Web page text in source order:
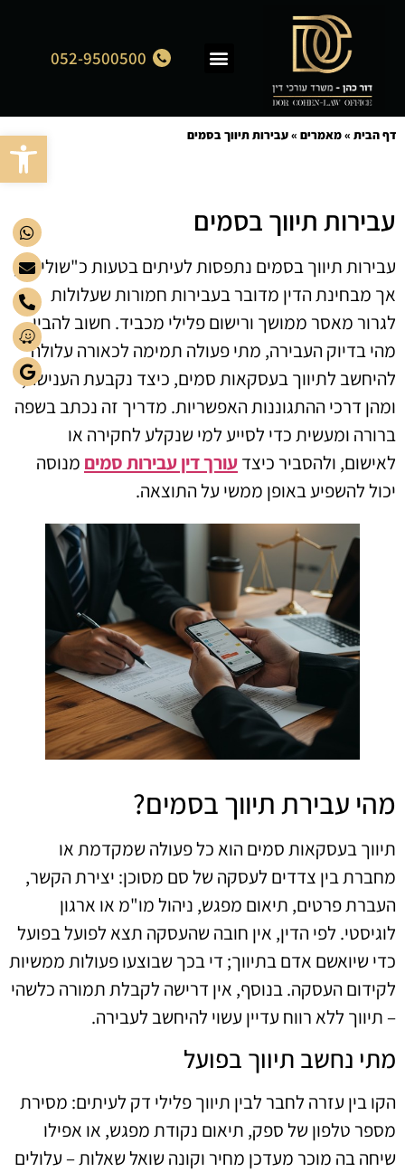
052-9500500
דף הבית »מאמרים »עבירות תיווך בסמים
עבירות תיווך בסמים
עבירות תיווך בסמים נתפסות לעיתים בטעות כ"שוליות",
אך מבחינת הדין מדובר בעבירות חמורות שעלולות
לגרור מאסר ממושך ורישום פלילי מכביד. חשוב להבין
מהי בדיוק העבירה, מתי פעולה תמימה לכאורה עלולה
להיחשב לתיווך בעסקאות סמים, כיצד נקבעת הענישה,
ומהן דרכי ההתגוננות האפשריות. מדריך זה נכתב בשפה
ברורה ומעשית כדי לסייע למי שנקלע לחקירה או
לאישום, ולהסביר כיצדעורך דין עבירות סמים מנוסה
יכול להשפיע באופן ממשי על התוצאה.
מהי עבירת תיווך בסמים?
תיווך בעסקאות סמים הוא כל פעולה שמקדמת או
מחברת בין צדדים לעסקה של סם מסוכן: יצירת הקשר,
העברת פרטים, תיאום מפגש, ניהול מו"מ או ארגון
לוגיסטי. לפי הדין, אין חובה שהעסקה תצא לפועל בפועל
כדי שיואשם אדם בתיווך; די בכך שבוצעו פעולות ממשיות
לקידום העסקה. בנוסף, אין דרישה לקבלת תמורה כלשהי
– תיווך ללא רווח עדיין עשוי להיחשב לעבירה.
מתי נחשב תיווך בפועל
הקו בין עזרה לחבר לבין תיווך פלילי דק לעיתים: מסירת
מספר טלפון של ספק, תיאום נקודת מפגש, או אפילו
שיחה בה מוכר מעדכן מחיר וקונה שואל שאלות – עלולים
פתח